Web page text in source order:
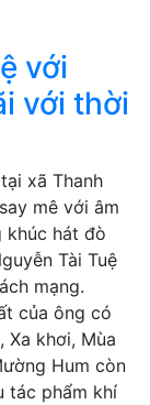
với
với thời
xã Thanh
mê với âm
khúc hát đò
Tài Tuệ
mạng.
của ông có
Xa khơi, Mùa
Hum còn
tác phẩm khí